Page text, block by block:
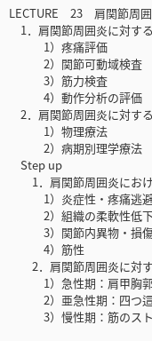
LECTURE 23 肩関節周囲
1．肩関節周囲炎に対す
1）疼痛評価
2）関節可動域検査
3）筋力検査
4）動作分析の評価
2．肩関節周囲炎に対す
1）物理療法
2）病期別理学療法
Step up
1．肩関節周囲炎におけ
1）炎症性・疼痛逃避
2）組織の柔軟性低下
3）関節内異物・損傷
4）筋性
2．肩関節周囲炎に対
1）急性期：肩甲胸郭
2）亜急性期：四つ這
3）慢性期：筋のスト